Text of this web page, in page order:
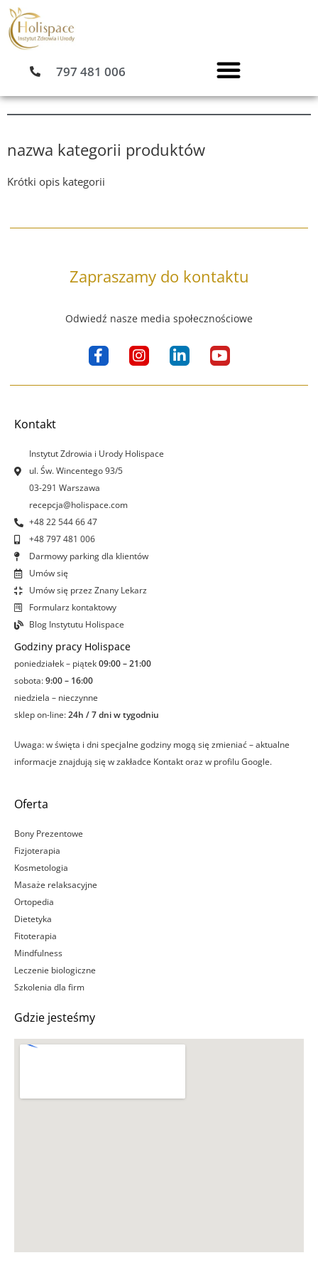
Przejdź
do
treści
797 481 006
nazwa kategorii produktów
Krótki opis kategorii
Zapraszamy do kontaktu
Odwiedź nasze media społecznościowe
F
a
c
k
-
f
I
n
s
a
L
i
n
Y
o
u
Kontakt
Instytut Zdrowia i Urody Holispace
ul. Św. Wincentego 93/5
03-291 Warszawa
recepcja@holispace.com
+48 22 544 66 47
+48 797 481 006
Darmowy parking dla klientów
Umów się
Umów się przez Znany Lekarz
Formularz kontaktowy
Blog Instytutu Holispace
Godziny pracy Holispace
poniedziałek – piątek09:00 – 21:00
sobota:9:00 – 16:00
niedziela – nieczynne
sklep on-line:24h / 7 dni w tygodniu
Uwaga: w święta i dni specjalne godziny mogą się zmieniać – aktualne
informacje znajdują się w zakładce Kontakt oraz w profilu Google.
Oferta
Bony Prezentowe
Fizjoterapia
Kosmetologia
Masaże relaksacyjne
Ortopedia
Dietetyka
Fitoterapia
Mindfulness
Leczenie biologiczne
Szkolenia dla firm
Gdzie jesteśmy